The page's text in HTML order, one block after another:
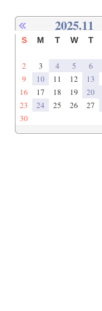
2025.11
S M T W T
2
3 4 5 6
9
10 11 12 13
16
17 18 19 20
23
24 25 26 27
30